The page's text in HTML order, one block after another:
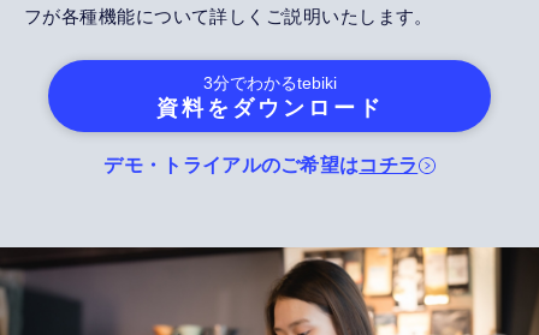
フが各種機能について詳しくご説明いたします。
3分でわかるtebiki
資料をダウンロード
デモ・トライアルのご希望はコチラ